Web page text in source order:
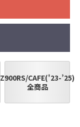
Z900RS/CAFE('23-’25)
全商品